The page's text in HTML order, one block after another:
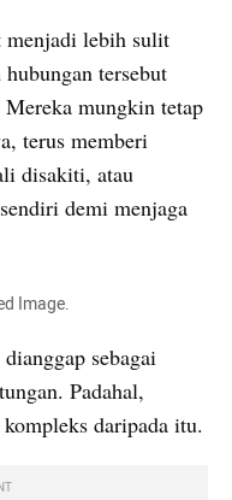
menjadi lebih sulit
tersebut
mungkin tetap
terus memberi
disakiti, atau
demi menjaga
Image.
sebagai
Padahal,
daripada itu.